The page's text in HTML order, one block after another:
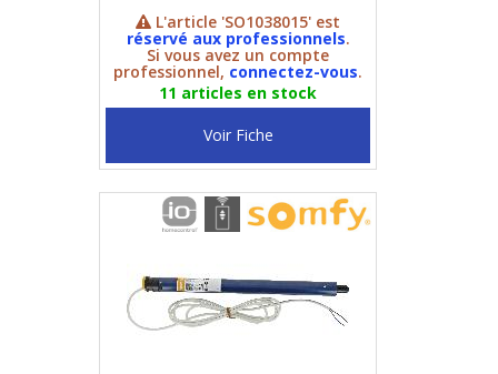
L'article 'SO1038015' est
réservé aux professionnels.
Si vous avez un compte
professionnel, connectez-vous.
11 articles en stock
Voir Fiche